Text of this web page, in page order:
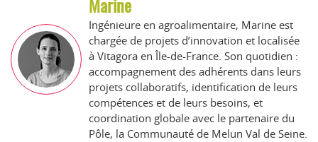
Marine
Ingénieure en agroalimentaire, Marine est
chargée de projets d’innovation et localisée
à Vitagora en Île-de-France. Son quotidien :
accompagnement des adhérents dans leurs
projets collaboratifs, identification de leurs
compétences et de leurs besoins, et
coordination globale avec le partenaire du
Pôle, la Communauté de Melun Val de Seine.